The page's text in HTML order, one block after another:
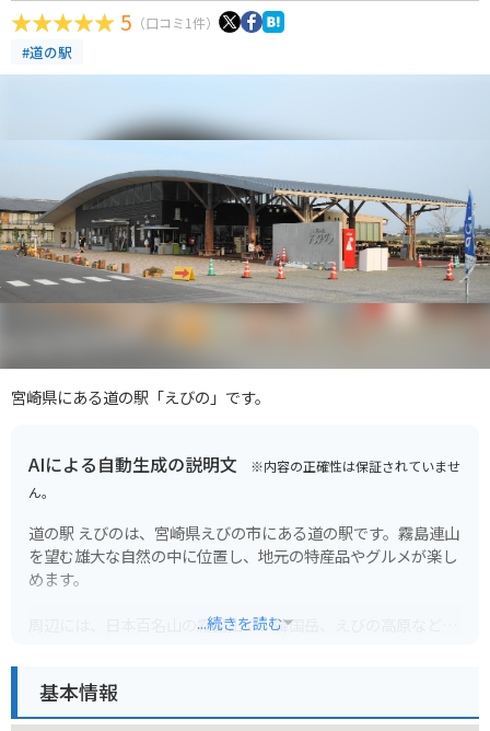
5 （口コミ1件）
#道の駅
宮崎県にある道の駅「えびの」です。
AIによる自動生成の説明文 ※内容の正確性は保証されていませ
ん。
道の駅 えびのは、宮崎県えびの市にある道の駅です。霧島連山
を望む雄大な自然の中に位置し、地元の特産品やグルメが楽し
めます。
周辺には、日本百名山の霧島山や、韓国岳、えびの高原など、
ーリングに最適です。道の駅には、バイクスタンドも設置され
ているので、ライダーにも優しい道の駅と言えるでしょう。
...続きを読む
基本情報